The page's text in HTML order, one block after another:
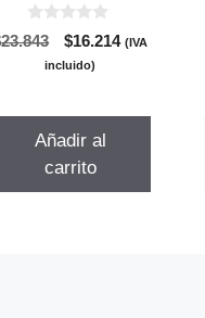
0
d
23.843
El
precio
$23.843.
$16.214El(IVA
incluido)
Añadir al
carrito